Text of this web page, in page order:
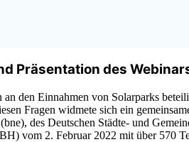
Präsentation des
den Einnahmen von Solarparks
Fragen widmete sich ein
des Deutschen Städte- und
vom 2. Februar 2022 mit über 570